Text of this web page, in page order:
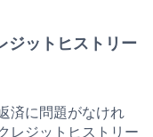
ジットヒストリー
済に問題がなけれ
レジットヒストリー